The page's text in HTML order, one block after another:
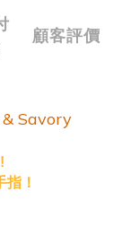
顧客評價
Savory
！